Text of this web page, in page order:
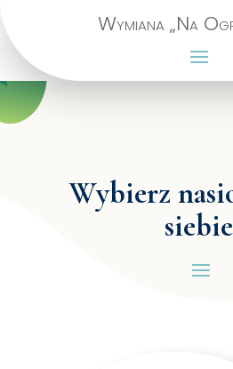
Wymiana „Na
Wybierz
siebie